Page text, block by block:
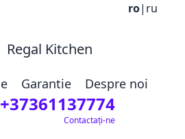
ro| ru
Regal Kitchen
Garantie
Despre noi
+37361137774
Contactați-ne